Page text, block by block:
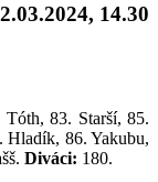
14.30
83. Starší, 85.
Hladík, 86. Yakubu,
Diváci: 180.